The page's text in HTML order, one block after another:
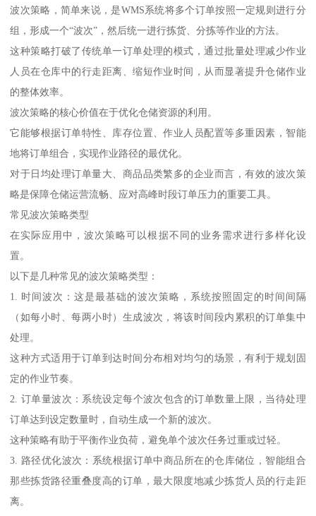
波次策略，简单来说，是WMS系统将多个订单按照一定规则进行分
组，形成一个“波次”，然后统一进行拣货、分拣等作业的方法。
这种策略打破了传统单一订单处理的模式，通过批量处理减少作业
人员在仓库中的行走距离、缩短作业时间，从而显著提升仓储作业
的整体效率。
波次策略的核心价值在于优化仓储资源的利用。
它能够根据订单特性、库存位置、作业人员配置等多重因素，智能
地将订单组合，实现作业路径的最优化。
对于日均处理订单量大、商品品类繁多的企业而言，有效的波次策
略是保障仓储运营流畅、应对高峰时段订单压力的重要工具。
常见波次策略类型
在实际应用中，波次策略可以根据不同的业务需求进行多样化设
置。
以下是几种常见的波次策略类型：
1. 时间波次：这是最基础的波次策略，系统按照固定的时间间隔
（如每小时、每两小时）生成波次，将该时间段内累积的订单集中
处理。
这种方式适用于订单到达时间分布相对均匀的场景，有利于规划固
定的作业节奏。
2. 订单量波次：系统设定每个波次包含的订单数量上限，当待处理
订单达到设定数量时，自动生成一个新的波次。
这种策略有助于平衡作业负荷，避免单个波次任务过重或过轻。
3. 路径优化波次：系统根据订单中商品所在的仓库储位，智能组合
那些拣货路径重叠度高的订单，最大限度地减少拣货人员的行走距
离。